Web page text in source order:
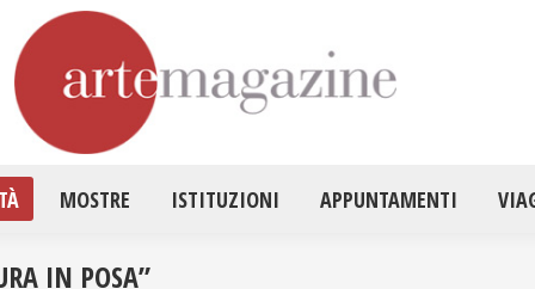
MOSTRE ISTITUZIONI APPUNTAMENTI
IN POSA”
HOME